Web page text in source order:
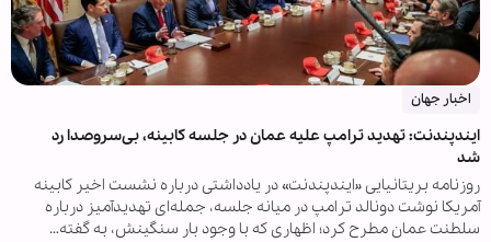
اخبار جهان
ایندپندنت: تهدید ترامپ علیه عمان در جلسه کابینه، بی‌سروصدا رد
شد
روزنامه بریتانیایی «ایندپندنت» در یادداشتی درباره نشست اخیر کابینه
آمریکا نوشت دونالد ترامپ در میانه جلسه، جمله‌ای تهدیدآمیز درباره
سلطنت عمان مطرح کرد؛ اظهاری که با وجود بار سنگینش، به گفته…